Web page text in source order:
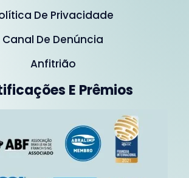
De Privacidade
Canal De Denúncia
Anfitrião
E Prêmios